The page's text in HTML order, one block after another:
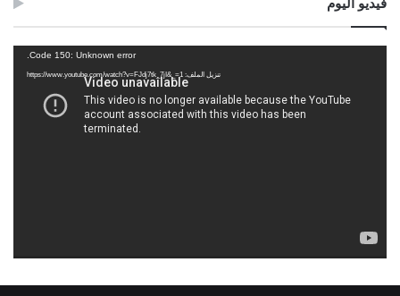
فيديو اليوم
Code 150: Unknown error.
تنزيل الملف: https://www.youtube.com/watch?v=FJdj7tk_7jI&_=1